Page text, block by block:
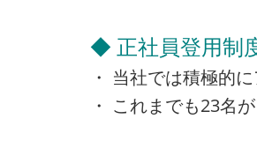
◆ 正社員登用制
・ 当社では積極的
・ これまでも23名